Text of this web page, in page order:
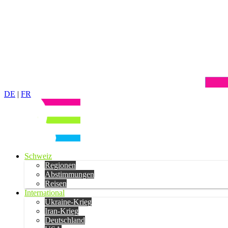
DE | FR
Schweiz
Regionen
Abstimmungen
Reisen
International
Ukraine-Krieg
Iran-Krieg
Deutschland